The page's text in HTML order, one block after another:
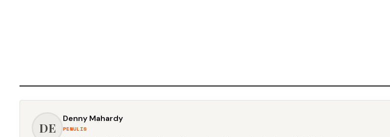
DE
Denny Mahardy
PENULIS